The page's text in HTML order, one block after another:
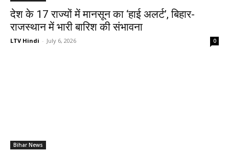
देश के 17 राज्यों में मानसून का ‘हाई अलर्ट’, बिहार-
राजस्थान में भारी बारिश की संभावना
LTV Hindi - July 6, 2026 0
Bihar News